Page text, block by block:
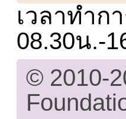
เวลาทำก
08.30น.-
© 2010-